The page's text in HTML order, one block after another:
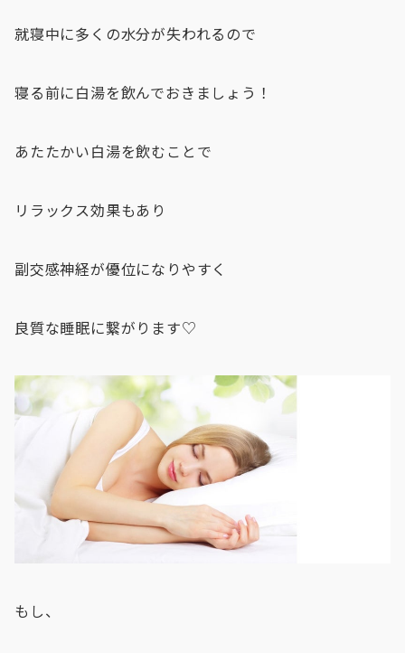
就寝中に多くの水分が失われるので
寝る前に白湯を飲んでおきましょう！
あたたかい白湯を飲むことで
リラックス効果もあり
副交感神経が優位になりやすく
良質な睡眠に繋がります♡
もし、